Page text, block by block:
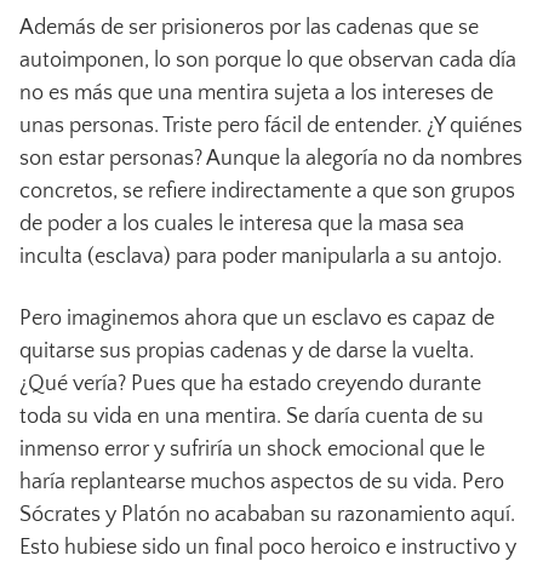
Además de ser prisioneros por las cadenas que se
autoimponen, lo son porque lo que observan cada día
no es más que una mentira sujeta a los intereses de
unas personas. Triste pero fácil de entender. ¿Y quiénes
son estar personas? Aunque la alegoría no da nombres
concretos, se refiere indirectamente a que son grupos
de poder a los cuales le interesa que la masa sea
inculta (esclava) para poder manipularla a su antojo.
Pero imaginemos ahora que un esclavo es capaz de
quitarse sus propias cadenas y de darse la vuelta.
¿Qué vería? Pues que ha estado creyendo durante
toda su vida en una mentira. Se daría cuenta de su
inmenso error y sufriría un shock emocional que le
haría replantearse muchos aspectos de su vida. Pero
Sócrates y Platón no acababan su razonamiento aquí.
Esto hubiese sido un final poco heroico e instructivo y